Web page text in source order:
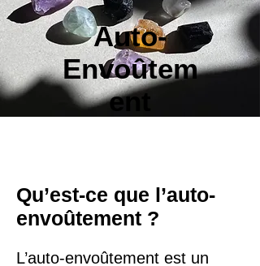
Auto-
Envoûtem
ent
Qu’est-ce que l’auto-
envoûtement ?
L’auto-envoûtement est un